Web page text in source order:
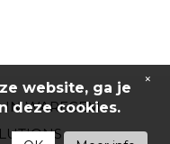
IN WAREGEM
website, ga je
deze cookies.
×